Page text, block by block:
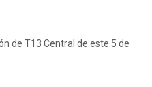
de T13 Central de este 5 de